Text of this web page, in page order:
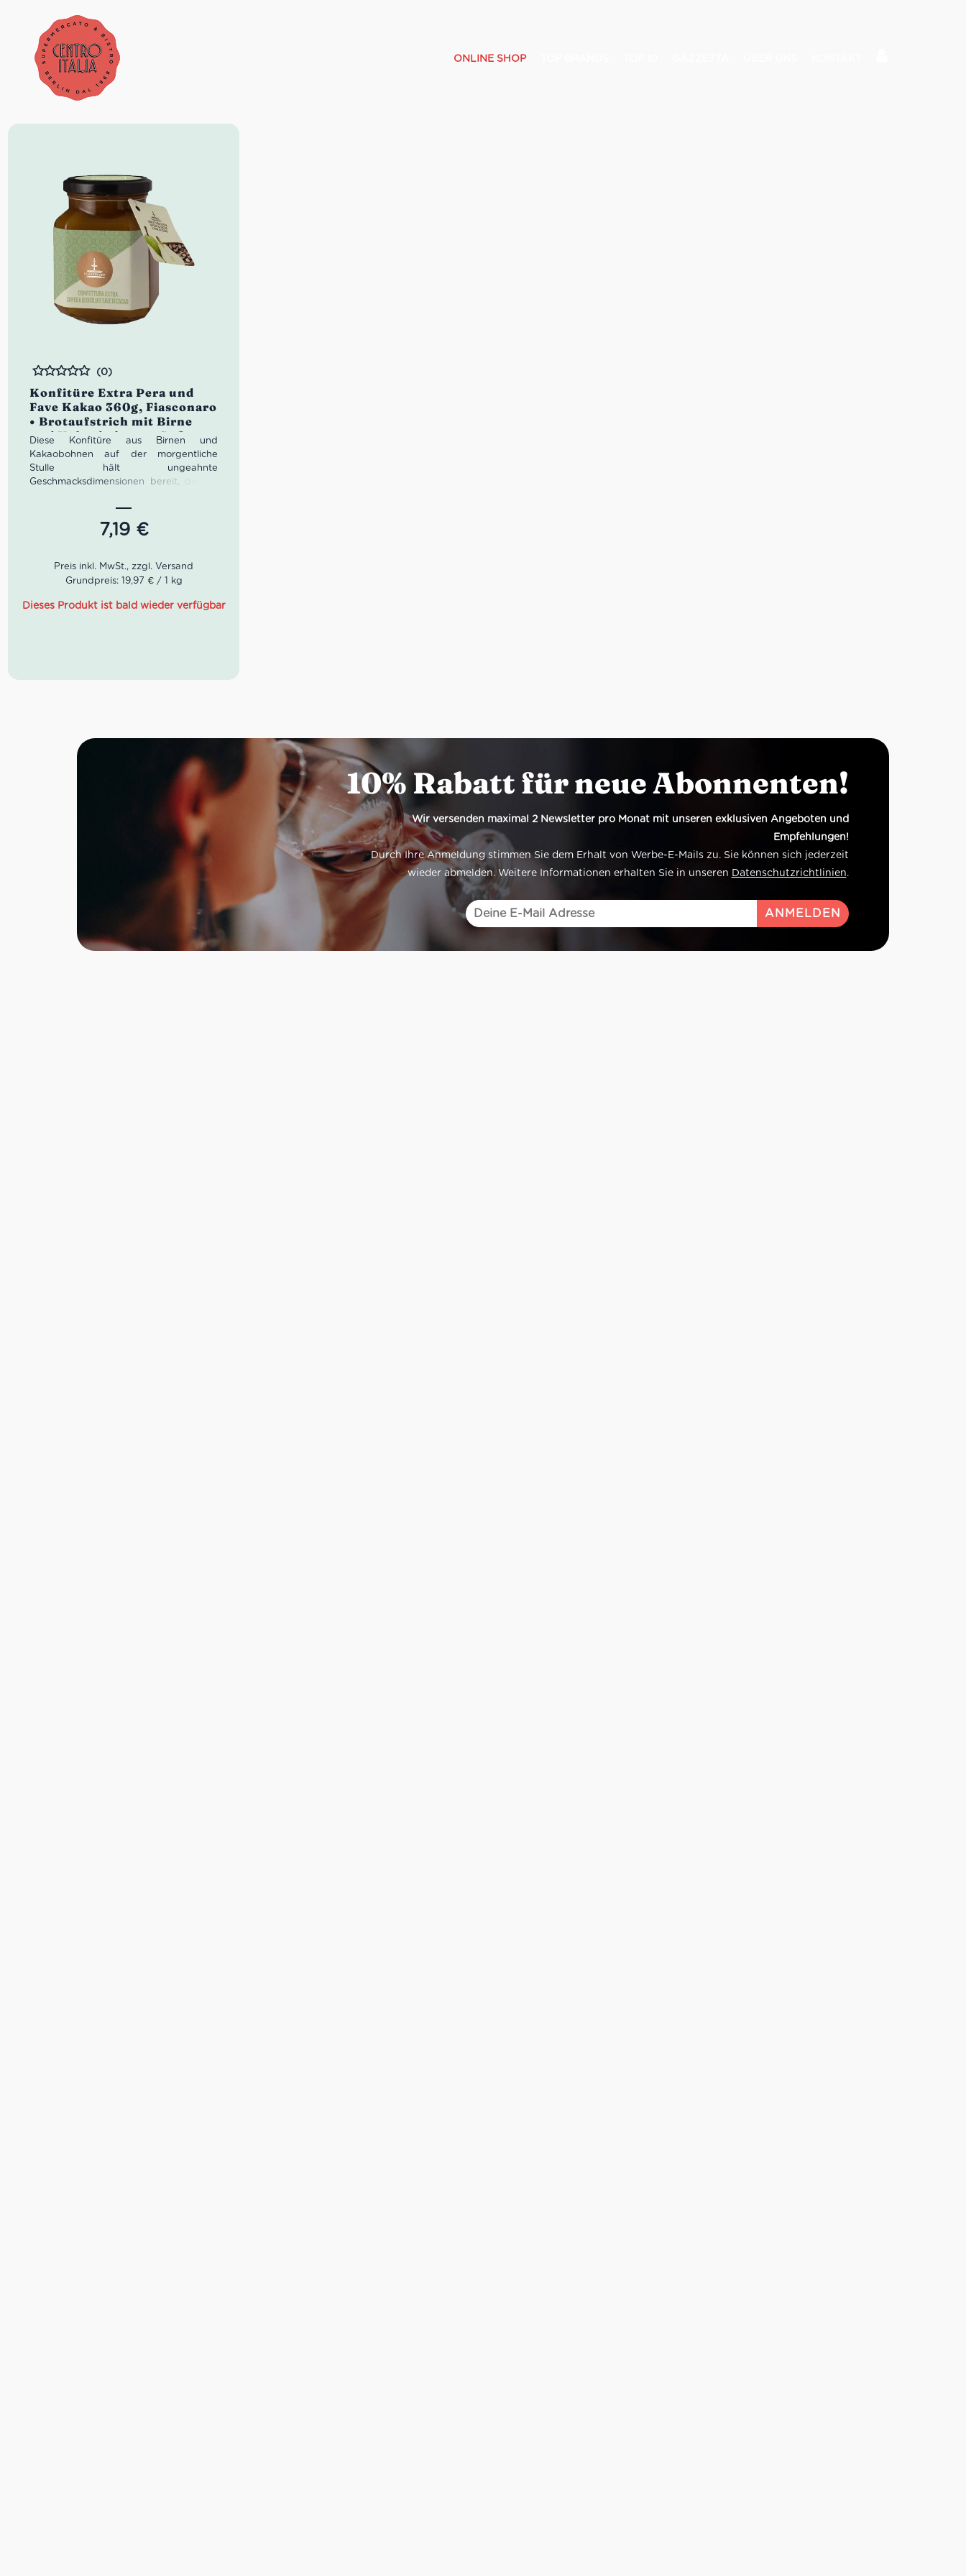
ONLINE SHOP
Konfitüre Extra Pera und
Fave Kakao 360g, Fiasconaro
• Brotaufstrich mit Birne
und Kakaobohnen • Süßes
aus Italien
Bewertet
(0)
Diese Konfitüre aus Birnen und
Kakaobohnen auf der morgentliche
Stulle hält ungeahnte
Geschmacksdimensionen bereit, die Du
Brüder Fausto, Martino und Nicola
Fiasconaro haben ihre Leidenschaft für
die Dolci di Sicilia in ihrer Heimatstadt
Besonders die sizilianischen Panettoni
sowie diese Konfitüre Extra Pera & Fave
Geschmacksprobe wert!
7,19 €
Grundpreis: 19,97 € / 1 kg
Dieses Produkt ist bald wieder verfügbar
10% Rabatt für neue Abonnenten!
Wir versenden maximal 2 Newsletter pro Monat mit unseren exklusiven Angeboten und
Empfehlungen!
Durch Ihre Anmeldung stimmen Sie dem Erhalt von Werbe-E-Mails zu. Sie können sich jederzeit
wieder abmelden. Weitere Informationen erhalten Sie in unseren Datenschutzrichtlinien.